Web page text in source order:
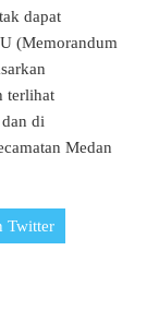
dapat
(Memorandum
terlihat
di
Medan
Twitter